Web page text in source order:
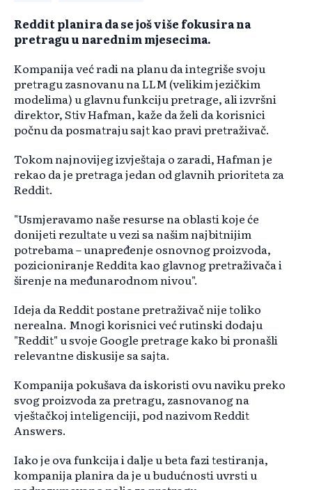
Reddit planira da se još više fokusira na
pretragu u narednim mjesecima.
Kompanija već radi na planu da integriše svoju
pretragu zasnovanu na LLM (velikim jezičkim
modelima) u glavnu funkciju pretrage, ali izvršni
direktor, Stiv Hafman, kaže da želi da korisnici
počnu da posmatraju sajt kao pravi pretraživač.
Tokom najnovijeg izvještaja o zaradi, Hafman je
rekao da je pretraga jedan od glavnih prioriteta za
Reddit.
"Usmjeravamo naše resurse na oblasti koje će
donijeti rezultate u vezi sa našim najbitnijim
potrebama – unapređenje osnovnog proizvoda,
pozicioniranje Reddita kao glavnog pretraživača i
širenje na međunarodnom nivou".
Ideja da Reddit postane pretraživač nije toliko
nerealna. Mnogi korisnici već rutinski dodaju
"Reddit" u svoje Google pretrage kako bi pronašli
relevantne diskusije sa sajta.
Kompanija pokušava da iskoristi ovu naviku preko
svog proizvoda za pretragu, zasnovanog na
vještačkoj inteligenciji, pod nazivom Reddit
Answers.
Iako je ova funkcija i dalje u beta fazi testiranja,
kompanija planira da je u budućnosti uvrsti u